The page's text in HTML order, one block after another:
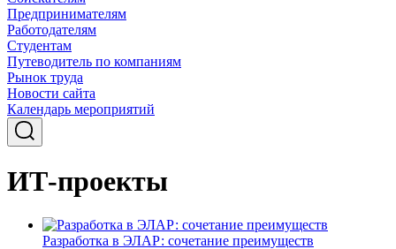
Предпринимателям
Работодателям
Студентам
Путеводитель по компаниям
Рынок труда
Новости сайта
Календарь мероприятий
ИТ-проекты
Разработка в ЭЛАР: сочетание преимуществ